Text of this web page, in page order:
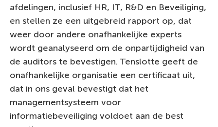
afdelingen, inclusief HR, IT, R&D en Beveiliging,
en stellen ze een uitgebreid rapport op, dat
weer door andere onafhankelijke experts
wordt geanalyseerd om de onpartijdigheid van
de auditors te bevestigen. Tenslotte geeft de
onafhankelijke organisatie een certificaat uit,
dat in ons geval bevestigt dat het
managementsysteem voor
informatiebeveiliging voldoet aan de best